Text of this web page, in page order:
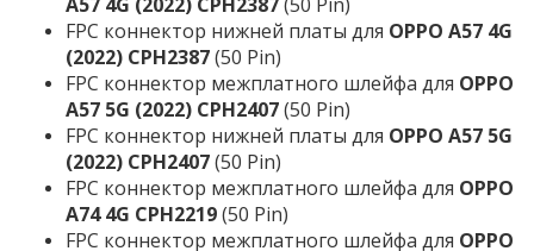
FPC коннектор нижней платы для OPPO A57 4G
(2022) CPH2387(50 Pin)
FPC коннектор межплатного шлейфа для OPPO
A57 5G (2022) CPH2407(50 Pin)
FPC коннектор нижней платы для OPPO A57 5G
(2022) CPH2407(50 Pin)
FPC коннектор межплатного шлейфа для OPPO
A74 4G CPH2219(50 Pin)
FPC коннектор межплатного шлейфа для OPPO